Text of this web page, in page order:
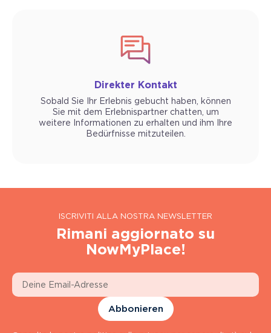
Direkter Kontakt
Sobald Sie Ihr Erlebnis gebucht haben, können
Sie mit dem Erlebnispartner chatten, um
weitere Informationen zu erhalten und ihm Ihre
Bedürfnisse mitzuteilen.
ISCRIVITI ALLA NOSTRA NEWSLETTER
Rimani aggiornato su
NowMyPlace!
Abbonieren